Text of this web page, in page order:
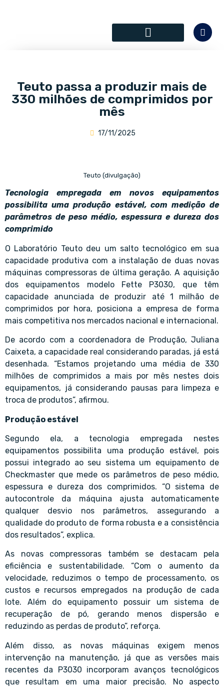
Teuto passa a produzir mais de
330 milhões de comprimidos por
mês
17/11/2025
Teuto (divulgação)
Tecnologia empregada em novos equipamentos
possibilita uma produção estável, com medição de
parâmetros de peso médio, espessura e dureza dos
comprimido
O Laboratório Teuto deu um salto tecnológico em sua
capacidade produtiva com a instalação de duas novas
máquinas compressoras de última geração. A aquisição
dos equipamentos modelo Fette P3030, que têm
capacidade anunciada de produzir até 1 milhão de
comprimidos por hora, posiciona a empresa de forma
mais competitiva nos mercados nacional e internacional.
De acordo com a coordenadora de Produção, Juliana
Caixeta, a capacidade real considerando paradas, já está
desenhada. “Estamos projetando uma média de 330
milhões de comprimidos a mais por mês nestes dois
equipamentos, já considerando pausas para limpeza e
troca de produtos”, afirmou.
Produção estável
Segundo ela, a tecnologia empregada nestes
equipamentos possibilita uma produção estável, pois
possui integrado ao seu sistema um equipamento de
Checkmaster que mede os parâmetros de peso médio,
espessura e dureza dos comprimidos. “O sistema de
autocontrole da máquina ajusta automaticamente
qualquer desvio nos parâmetros, assegurando a
qualidade do produto de forma robusta e a consistência
dos resultados”, explica.
As novas compressoras também se destacam pela
eficiência e sustentabilidade. “Com o aumento da
velocidade, reduzimos o tempo de processamento, os
custos e recursos empregados na produção de cada
lote. Além do equipamento possuir um sistema de
recuperação de pó, gerando menos dispersão e
reduzindo as perdas de produto”, reforça.
Além disso, as novas máquinas exigem menos
intervenção na manutenção, já que as versões mais
recentes da P3030 incorporam avanços tecnológicos
que resultam em uma maior precisão. No aspecto